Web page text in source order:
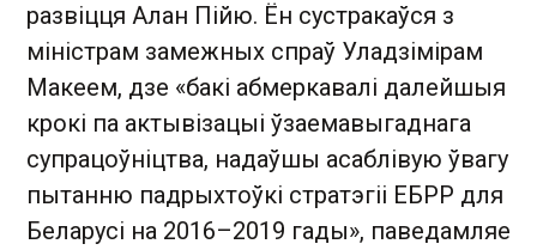
развіцця Алан Пійю. Ён сустракаўся з
міністрам замежных спраў Уладзімірам
Макеем, дзе «бакі абмеркавалі далейшыя
крокі па актывізацыі ўзаемавыгаднага
супрацоўніцтва, надаўшы асаблівую ўвагу
пытанню падрыхтоўкі стратэгіі ЕБРР для
Беларусі на 2016–2019 гады», паведамляе